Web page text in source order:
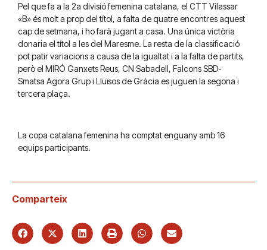
Pel que fa a la 2a divisió femenina catalana, el CTT Vilassar
«B» és molt a prop del títol, a falta de quatre encontres aquest
cap de setmana, i ho farà jugant a casa. Una única victòria
donaria el títol a les del Maresme. La resta de la classificació
pot patir variacions a causa de la igualtat i a la falta de partits,
però el MIRÓ Ganxets Reus, CN Sabadell, Falcons SBD-
Smatsa Agora Grup i Lluïsos de Gràcia es juguen la segona i
tercera plaça.
La copa catalana femenina ha comptat enguany amb 16
equips participants.
Comparteix